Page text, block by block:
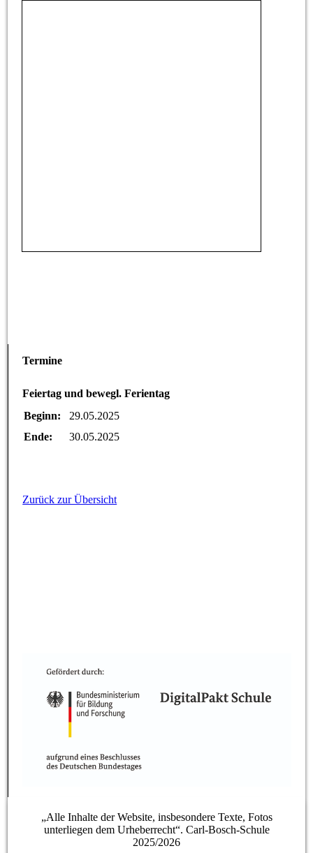
Termine
Feiertag und bewegl. Ferientag
Beginn:
29.05.2025
Ende:
30.05.2025
Zurück zur Übersicht
„Alle Inhalte der Website, insbesondere Texte, Fotos
unterliegen dem Urheberrecht“. Carl-Bosch-Schule
2025/2026